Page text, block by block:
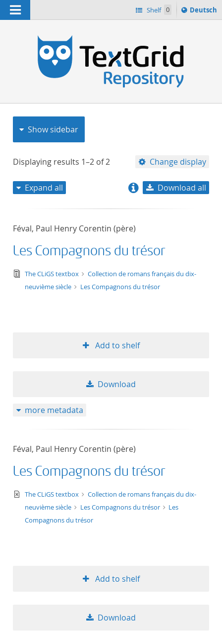
Navigation Shelf 0
Sprache
ï¿½ndern
Deutsch
Show sidebar
Displaying results 1–2 of2 Change display
title descending
Expand all Download all
Féval, Paul Henry Corentin (père)
Les Compagnons du trésor
text/tg.edition+tg.aggregation+xml
The CLiGS textbox
Collection de romans français du dix-
neuvième siècle
Les Compagnons du trésor
Add to shelf
Download
more metadata
Féval, Paul Henry Corentin (père)
Les Compagnons du trésor
text/xml
The CLiGS textbox
Collection de romans français du dix-
neuvième siècle
Les Compagnons du trésor
Les
Compagnons du trésor
Add to shelf
Download